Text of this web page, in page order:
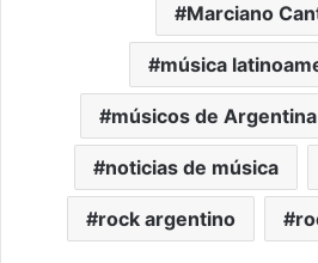
Marciano
música
músicos de Argentina
noticias de música
rock argentino